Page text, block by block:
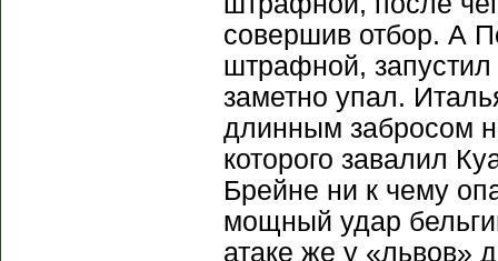
совершив отбор. А
штрафной,
заметно упал.
длинным забросом
которого завалил
Брейне ни к чему
мощный удар
атаке же у «львов»